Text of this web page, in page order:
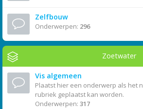
Zelfbouw
Onderwerpen: 296
Zoetwater
Vis algemeen
Plaatst hier een onderwerp als het
rubriek geplaatst kan worden.
Onderwerpen: 317